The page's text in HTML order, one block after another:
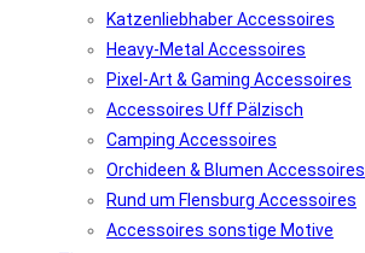
Katzenliebhaber Accessoires
Heavy-Metal Accessoires
Pixel-Art & Gaming Accessoires
Accessoires Uff Pälzisch
Camping Accessoires
Orchideen & Blumen Accessoires
Rund um Flensburg Accessoires
Accessoires sonstige Motive